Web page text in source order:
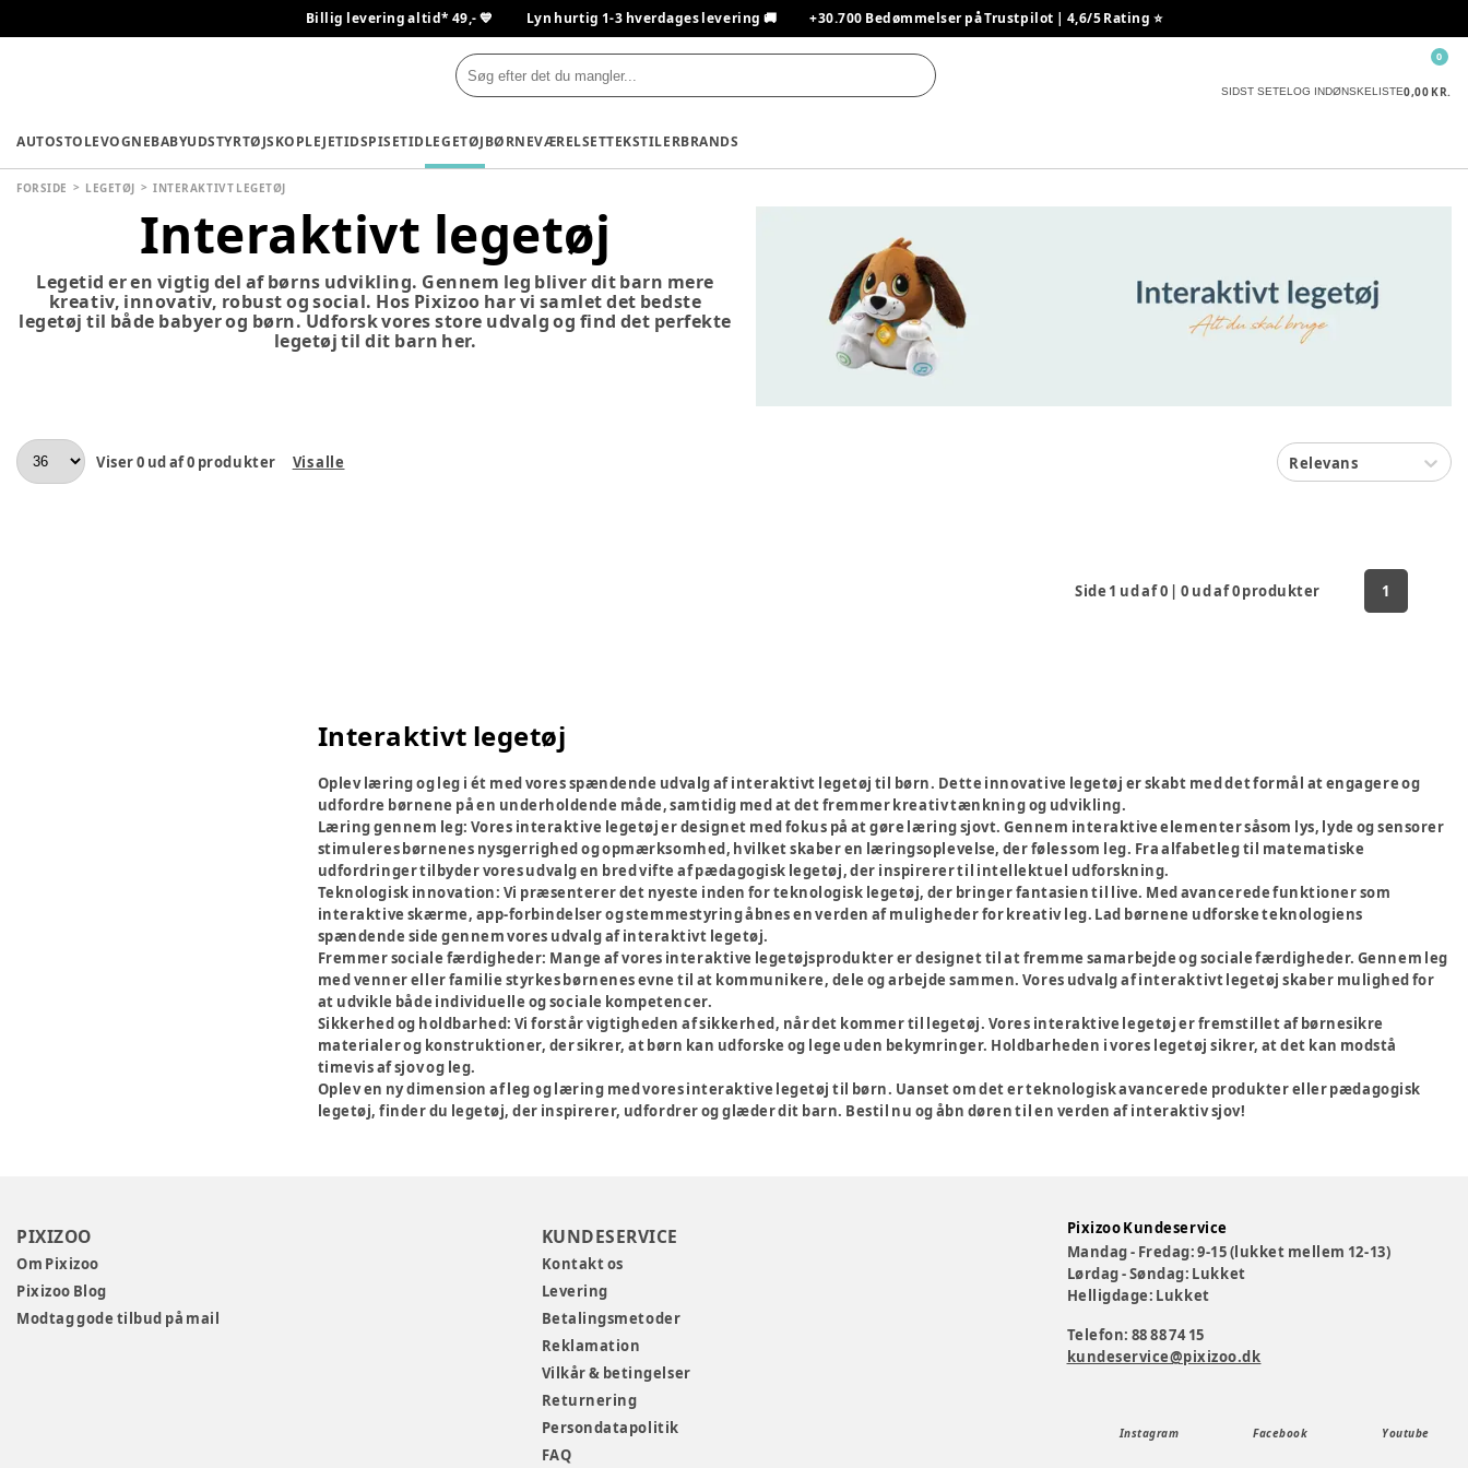
Billig levering altid* 49,- 💙 Lyn hurtig 1-3 hverdages levering 🚚 +30.700 Bedømmelser på Trustpilot | 4,6/5 Rating ⭐️
SIDST SETELOG INDØNSKELISTE0,00 KR.
0
AUTOSTOLEVOGNEBABYUDSTYRTØJSKOPLEJETIDSPISETIDLEGETØJBØRNEVÆRELSETTEKSTILERBRANDS
FORSIDE LEGETØJ INTERAKTIVT LEGETØJ
Interaktivt legetøj
Legetid er en vigtig del af børns udvikling. Gennem leg bliver dit barn mere
kreativ, innovativ, robust og social. Hos Pixizoo har vi samlet det bedste
legetøj til både babyer og børn. Udforsk vores store udvalg og find det perfekte
legetøj til dit barn her.
Viser0 ud af0 produkter Vis alle Relevans
Side 1 ud af0 |0 ud af0produkter 1
Interaktivt legetøj
Oplev læring og leg i ét med vores spændende udvalg af interaktivt legetøj til børn. Dette innovative legetøj er skabt med det formål at engagere og
udfordre børnene på en underholdende måde, samtidig med at det fremmer kreativ tænkning og udvikling.
Læring gennem leg: Vores interaktive legetøj er designet med fokus på at gøre læring sjovt. Gennem interaktive elementer såsom lys, lyde og sensorer
stimuleres børnenes nysgerrighed og opmærksomhed, hvilket skaber en læringsoplevelse, der føles som leg. Fra alfabetleg til matematiske
udfordringer tilbyder vores udvalg en bred vifte af pædagogisk legetøj, der inspirerer til intellektuel udforskning.
Teknologisk innovation: Vi præsenterer det nyeste inden for teknologisk legetøj, der bringer fantasien til live. Med avancerede funktioner som
interaktive skærme, app-forbindelser og stemmestyring åbnes en verden af muligheder for kreativ leg. Lad børnene udforske teknologiens
spændende side gennem vores udvalg af interaktivt legetøj.
Fremmer sociale færdigheder: Mange af vores interaktive legetøjsprodukter er designet til at fremme samarbejde og sociale færdigheder. Gennem leg
med venner eller familie styrkes børnenes evne til at kommunikere, dele og arbejde sammen. Vores udvalg af interaktivt legetøj skaber mulighed for
at udvikle både individuelle og sociale kompetencer.
Sikkerhed og holdbarhed: Vi forstår vigtigheden af sikkerhed, når det kommer til legetøj. Vores interaktive legetøj er fremstillet af børnesikre
materialer og konstruktioner, der sikrer, at børn kan udforske og lege uden bekymringer. Holdbarheden i vores legetøj sikrer, at det kan modstå
timevis af sjov og leg.
Oplev en ny dimension af leg og læring med vores interaktive legetøj til børn. Uanset om det er teknologisk avancerede produkter eller pædagogisk
legetøj, finder du legetøj, der inspirerer, udfordrer og glæder dit barn. Bestil nu og åbn døren til en verden af interaktiv sjov!
PIXIZOO
Om Pixizoo
Pixizoo Blog
Modtag gode tilbud på mail
KUNDESERVICE
Kontakt os
Levering
Betalingsmetoder
Reklamation
Vilkår & betingelser
Returnering
Persondatapolitik
FAQ
Pixizoo Kundeservice
Mandag - Fredag: 9-15 (lukket mellem 12-13)
Lørdag - Søndag: Lukket
Helligdage: Lukket
Telefon: 88 88 74 15
kundeservice@pixizoo.dk
Instagram Facebook Youtube